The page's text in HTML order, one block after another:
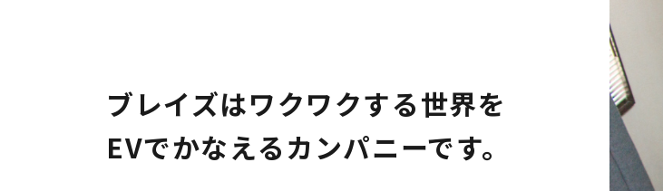
ブレイズはワクワクする世界を
EVでかなえるカンパニーです。